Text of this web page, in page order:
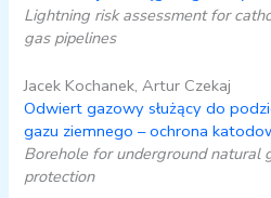
Lightning risk assessment for
gas pipelines
Jacek Kochanek, Artur Czekaj
Odwiert gazowy służący do
gazu ziemnego – ochrona
Borehole for underground natural
protection